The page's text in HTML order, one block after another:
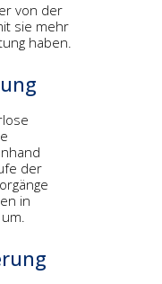
von der
sie mehr
haben.
der
in